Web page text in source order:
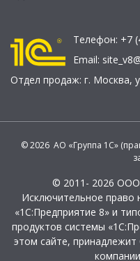
Телефон: +7
Email:
Отдел продаж: г. Москва,
© 2026 АО «Группа 1С»
© 2011- 2026
Исключительное право
«1С:Предприятие 8» и
продуктов системы
этом сайте,